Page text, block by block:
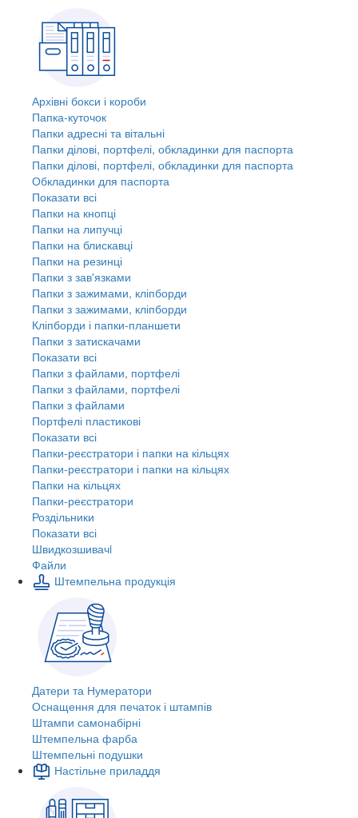
Архівні бокси і короби
Папка-куточок
Папки адресні та вітальні
Папки ділові, портфелі, обкладинки для паспорта
Папки ділові, портфелі, обкладинки для паспорта
Обкладинки для паспорта
Показати всі
Папки на кнопці
Папки на липучці
Папки на блискавці
Папки на резинці
Папки з зав'язками
Папки з зажимами, кліпборди
Папки з зажимами, кліпборди
Кліпборди і папки-планшети
Папки з затискачами
Показати всі
Папки з файлами, портфелі
Папки з файлами, портфелі
Папки з файлами
Портфелі пластикові
Показати всі
Папки-реєстратори і папки на кільцях
Папки-реєстратори і папки на кільцях
Папки на кільцях
Папки-реєстратори
Роздільники
Показати всі
Швидкозшивачi
Файли
Штемпельна продукція
Датери та Нумератори
Оснащення для печаток і штампів
Штампи самонабірні
Штемпельна фарба
Штемпельні подушки
Настільне приладдя